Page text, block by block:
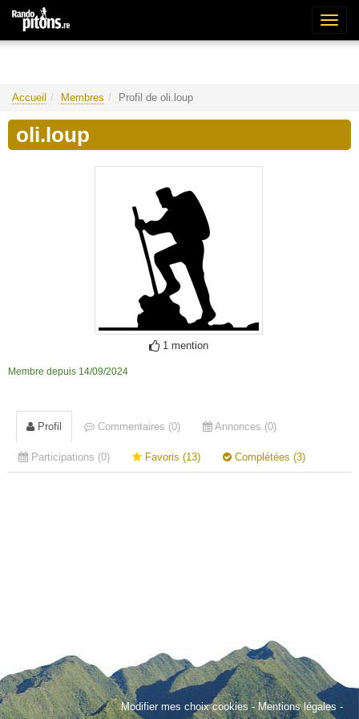
Accueil Membres Profil de oli.loup
oli.loup
1 mention
Membre depuis 14/09/2024
Profil Commentaires (0) Annonces (0)
Participations (0) Favoris (13) Complétées (3)
Modifier mes choix cookies-Mentions légales -